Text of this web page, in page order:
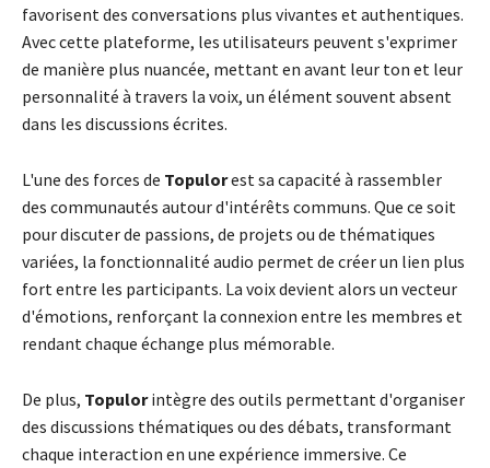
favorisent des conversations plus vivantes et authentiques.
Avec cette plateforme, les utilisateurs peuvent s'exprimer
de manière plus nuancée, mettant en avant leur ton et leur
personnalité à travers la voix, un élément souvent absent
dans les discussions écrites.
L'une des forces de Topulorest sa capacité à rassembler
des communautés autour d'intérêts communs. Que ce soit
pour discuter de passions, de projets ou de thématiques
variées, la fonctionnalité audio permet de créer un lien plus
fort entre les participants. La voix devient alors un vecteur
d'émotions, renforçant la connexion entre les membres et
rendant chaque échange plus mémorable.
De plus, Topulorintègre des outils permettant d'organiser
des discussions thématiques ou des débats, transformant
chaque interaction en une expérience immersive. Ce